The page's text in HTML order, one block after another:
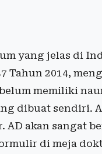
yang jelas di
Tahun 2014,
memiliki
dibuat sendiri.
AD akan sangat
di meja